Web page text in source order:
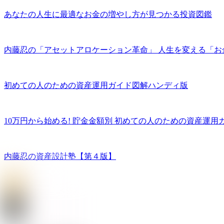
あなたの人生に最適なお金の増やし方が見つかる投資図鑑
内藤忍の「アセットアロケーション革命」 人生を変える「お
初めての人のための資産運用ガイド図解ハンディ版
10万円から始める! 貯金金額別 初めての人のための資産運用
内藤忍の資産設計塾【第４版】